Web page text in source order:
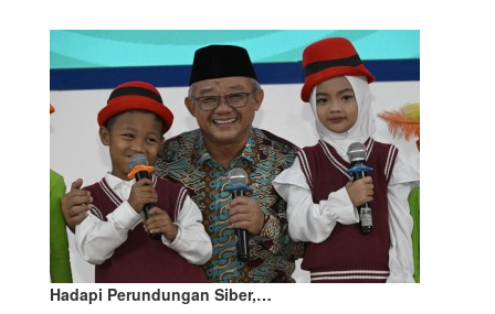
Hadapi Perundungan Siber,…